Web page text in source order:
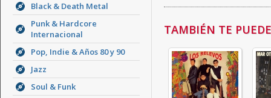
Black & Death Metal
Punk & Hardcore
Internacional
Pop, Indie & Años 80 y 90
Jazz
Soul & Funk
TAMBIÉN TE